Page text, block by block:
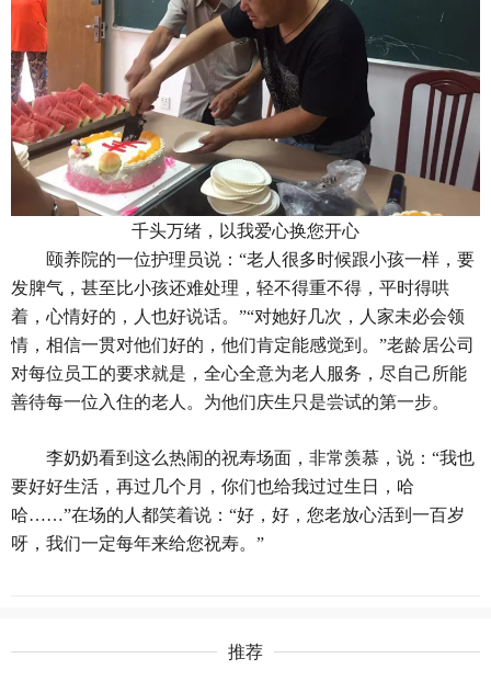
千头万绪，以我爱心换您开心
颐养院的一位护理员说：“老人很多时候跟小孩一样，要
发脾气，甚至比小孩还难处理，轻不得重不得，平时得哄
着，心情好的，人也好说话。”“对她好几次，人家未必会领
情，相信一贯对他们好的，他们肯定能感觉到。”老龄居公司
对每位员工的要求就是，全心全意为老人服务，尽自己所能
善待每一位入住的老人。为他们庆生只是尝试的第一步。
李奶奶看到这么热闹的祝寿场面，非常羡慕，说：“我也
要好好生活，再过几个月，你们也给我过过生日，哈
哈……”在场的人都笑着说：“好，好，您老放心活到一百岁
呀，我们一定每年来给您祝寿。”
推荐